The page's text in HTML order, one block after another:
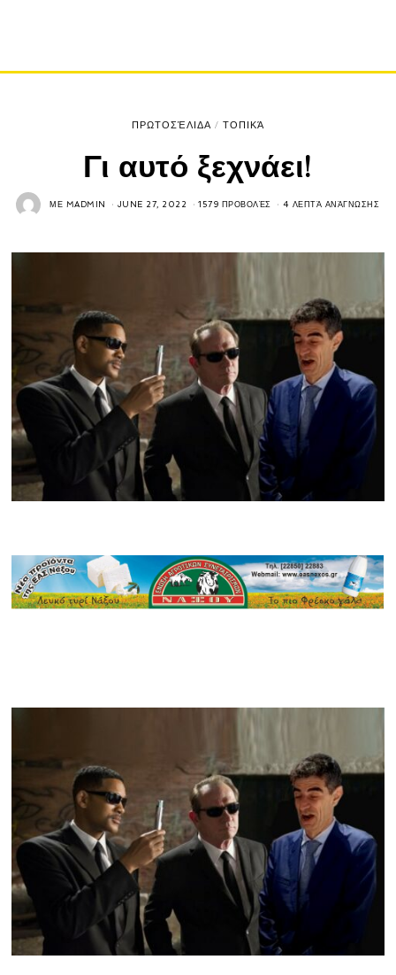
ΠΡΩΤΟΣΈΛΙΔΑ / ΤΟΠΙΚΆ
Γι αυτό ξεχνάει!
ΜΕ MADMIN JUNE 27, 2022 1579 ΠΡΟΒΟΛΈΣ 4 ΛΕΠΤΆ ΑΝΆΓΝΩΣΗΣ